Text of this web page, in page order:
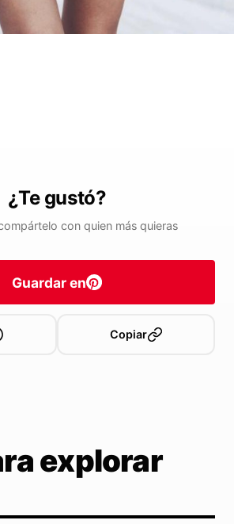
¿Te gustó?
con quien más quieras
Guardar en
Copiar
explorar